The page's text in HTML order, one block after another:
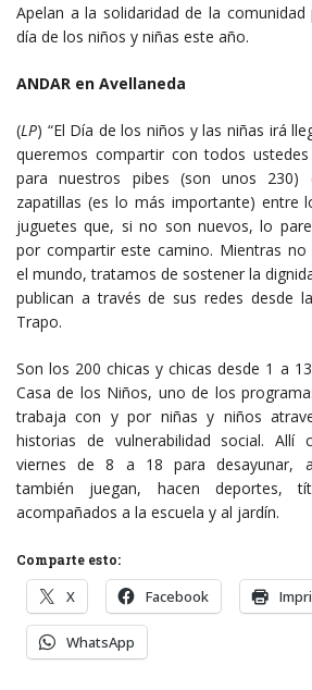
Apelan a la solidaridad de la
día de los niños y niñas este año.
ANDAR en Avellaneda
(LP) “El Día de los niños y las niñas irá
queremos compartir con todos
para nuestros pibes (son unos 230)
zapatillas (es lo más importante) entre
juguetes que, si no son nuevos, lo
por compartir este camino. Mientras
el mundo, tratamos de sostener la
publican a través de sus redes desde
Trapo.
Son los 200 chicas y chicas desde 1 a
Casa de los Niños, uno de los
trabaja con y por niñas y niños
historias de vulnerabilidad social. Allí
viernes de 8 a 18 para desayunar,
también juegan, hacen deportes,
acompañados a la escuela y al jardín.
Comparte esto:
X Facebook
WhatsApp